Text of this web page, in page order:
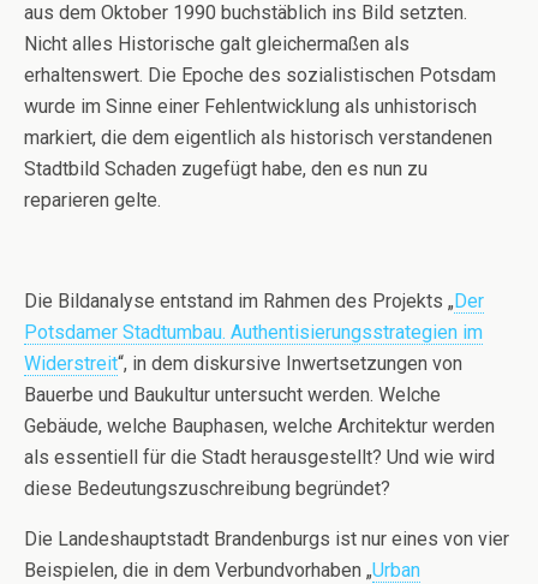
aus dem Oktober 1990 buchstäblich ins Bild setzten.
Nicht alles Historische galt gleichermaßen als
erhaltenswert. Die Epoche des sozialistischen Potsdam
wurde im Sinne einer Fehlentwicklung als unhistorisch
markiert, die dem eigentlich als historisch verstandenen
Stadtbild Schaden zugefügt habe, den es nun zu
reparieren gelte.
Die Bildanalyse entstand im Rahmen des Projekts „ Der
Potsdamer Stadtumbau. Authentisierungsstrategien im
Widerstreit“, in dem diskursive Inwertsetzungen von
Bauerbe und Baukultur untersucht werden. Welche
Gebäude, welche Bauphasen, welche Architektur werden
als essentiell für die Stadt herausgestellt? Und wie wird
diese Bedeutungszuschreibung begründet?
Die Landeshauptstadt Brandenburgs ist nur eines von vier
Beispielen, die in dem Verbundvorhaben „Urban